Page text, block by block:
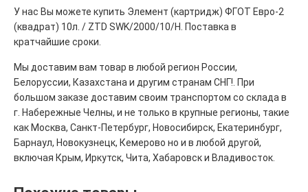
У нас Вы можете купить Элемент (картридж) ФГОТ Евро-2
(квадрат) 10л. / ZTD SWK/2000/10/H. Поставка в
кратчайшие сроки.
Мы доставим вам товар в любой регион России,
Белоруссии, Казахстана и другим странам СНГ!. При
большом заказе доставим своим транспортом со склада в
г. Набережные Челны, и не только в крупные регионы, такие
как Москва, Санкт-Петербург, Новосибирск, Екатеринбург,
Барнаул, Новокузнецк, Кемерово но и в любой другой,
включая Крым, Иркутск, Чита, Хабаровск и Владивосток.